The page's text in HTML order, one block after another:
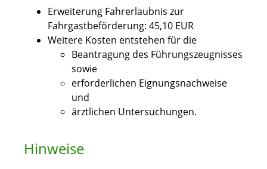
Erweiterung Fahrerlaubnis zur
Fahrgastbeförderung: 45,10 EUR
Weitere Kosten entstehen für die
Beantragung des Führungszeugnisses
sowie
erforderlichen Eignungsnachweise
und
ärztlichen Untersuchungen.
Hinweise